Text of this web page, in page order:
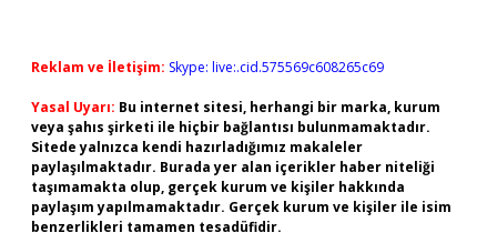
Reklam ve İletişim: Skype: live:.cid.575569c608265c69
Yasal Uyarı: Bu internet sitesi, herhangi bir marka, kurum
veya şahıs şirketi ile hiçbir bağlantısı bulunmamaktadır.
Sitede yalnızca kendi hazırladığımız makaleler
paylaşılmaktadır. Burada yer alan içerikler haber niteliği
taşımamakta olup, gerçek kurum ve kişiler hakkında
paylaşım yapılmamaktadır. Gerçek kurum ve kişiler ile isim
benzerlikleri tamamen tesadüfidir.